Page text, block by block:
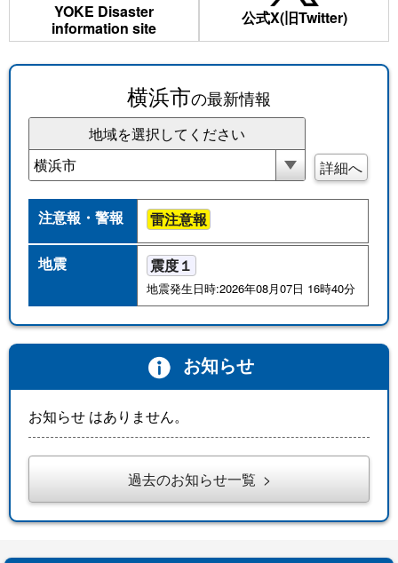
YOKE Disaster
information site
公式X(旧Twitter)
横浜市の最新情報
地域を選択してください
詳細へ
注意報・警報 雷注意報
地震 震度１
地震発生日時:2026年08月07日 16時40分
お知らせ
お知らせ はありません。
過去のお知らせ一覧